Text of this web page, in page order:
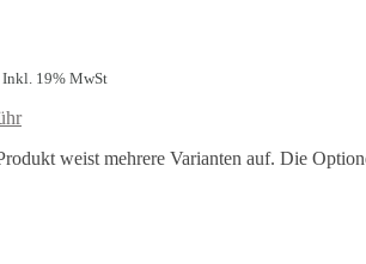
Inkl. 19% MwSt
weist mehrere Varianten auf. Die